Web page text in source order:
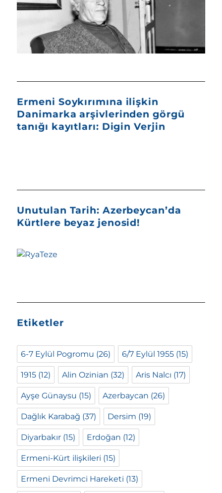
Ermeni Soykırımına ilişkin
Danimarka arşivlerinden görgü
tanığı kayıtları: Digin Verjin
Unutulan Tarih: Azerbeycan’da
Kürtlere beyaz jenosid!
Etiketler
6-7 Eylül Pogromu (26) 6/7 Eylül 1955 (15)
1915 (12) Alin Ozinian (32) Aris Nalcı (17)
Ayşe Günaysu (15) Azerbaycan (26)
Dağlık Karabağ (37) Dersim (19)
Diyarbakır (15) Erdoğan (12)
Ermeni-Kürt ilişkileri (15)
Ermeni Devrimci Hareketi (13)